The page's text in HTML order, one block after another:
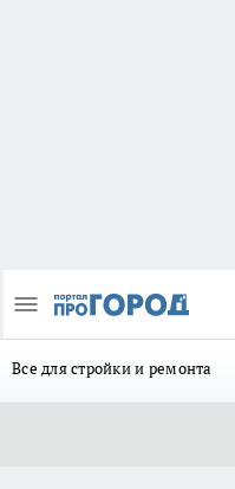
Все для стройки и ремонта